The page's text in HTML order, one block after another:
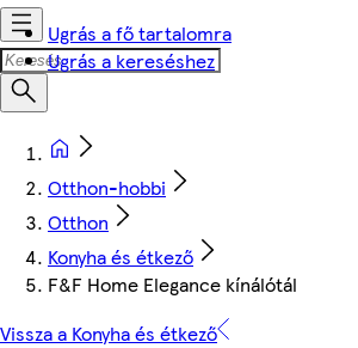
Ugrás a fő tartalomra
Ugrás a kereséshez
Otthon-hobbi
Otthon
Konyha és étkező
F&F Home Elegance kínálótál
Vissza a Konyha és étkező